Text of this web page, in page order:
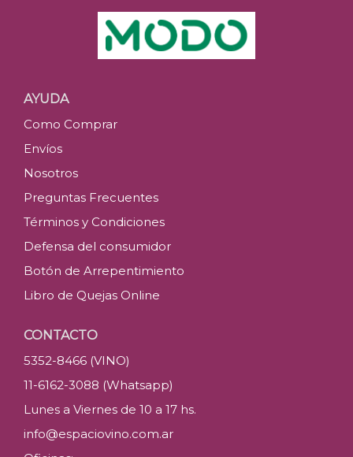
AYUDA
Como Comprar
Envíos
Nosotros
Preguntas Frecuentes
Términos y Condiciones
Defensa del consumidor
Botón de Arrepentimiento
Libro de Quejas Online
CONTACTO
5352-8466 (VINO)
11-6162-3088 (Whatsapp)
Lunes a Viernes de 10 a 17 hs.
info@espaciovino.com.ar